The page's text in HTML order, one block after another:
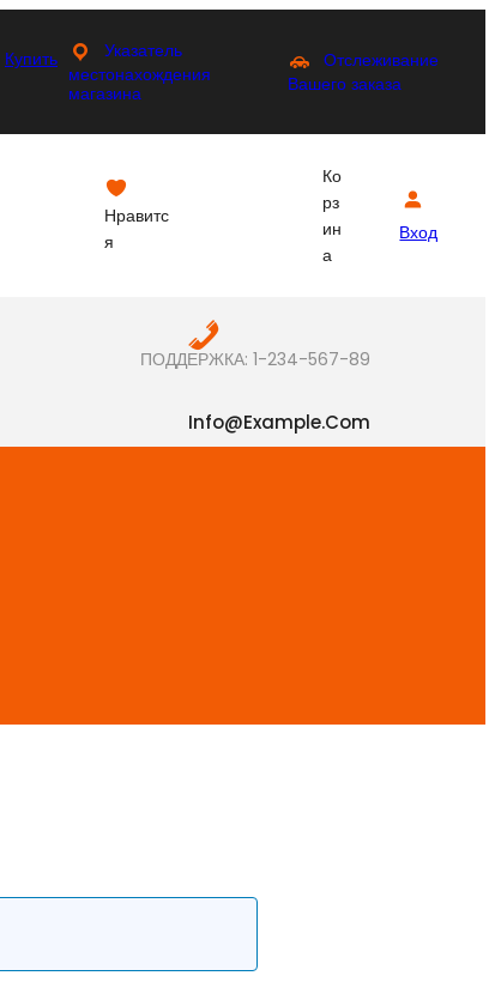
Купить
Указатель
местонахождения
магазина
Отслеживание
Вашего заказа
Нравитс
я
Ко
рз
ин
а
Вход
ПОДДЕРЖКА: 1-234-567-89
Info@example.com